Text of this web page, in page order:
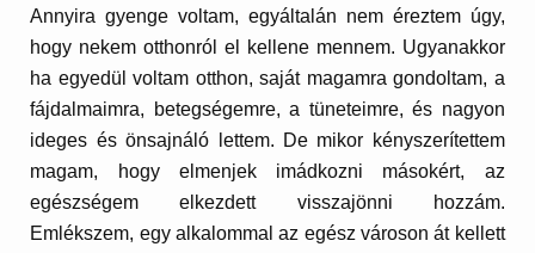
Annyira gyenge voltam, egyáltalán nem éreztem úgy,
hogy nekem otthonról el kellene mennem. Ugyanakkor
ha egyedül voltam otthon, saját magamra gondoltam, a
fájdalmaimra, betegségemre, a tüneteimre, és nagyon
ideges és önsajnáló lettem. De mikor kényszerítettem
magam, hogy elmenjek imádkozni másokért, az
egészségem elkezdett visszajönni hozzám.
Emlékszem, egy alkalommal az egész városon át kellett